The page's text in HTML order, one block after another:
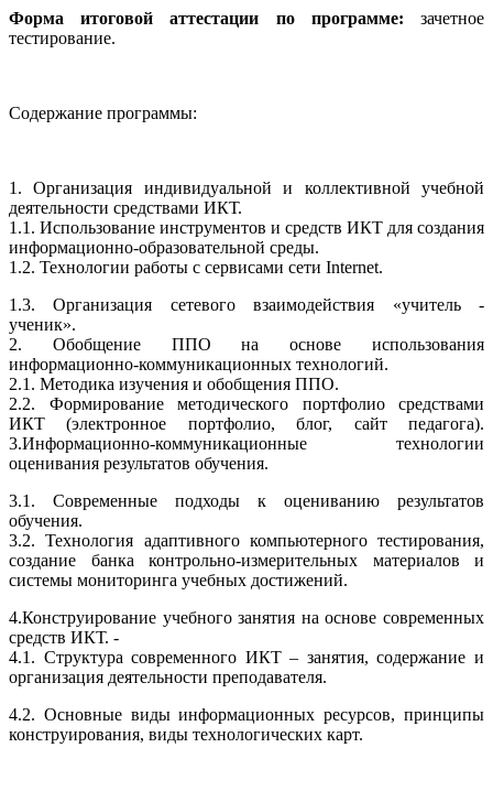
Форма итоговой аттестации по программе: зачетное
тестирование.
Содержание программы:
1. Организация индивидуальной и коллективной учебной
деятельности средствами ИКТ.
1.1. Использование инструментов и средств ИКТ для создания
информационно-образовательной среды.
1.2. Технологии работы с сервисами сети Internet.
1.3. Организация сетевого взаимодействия «учитель -
ученик».
2. Обобщение ППО на основе использования
информационно-коммуникационных технологий.
2.1. Методика изучения и обобщения ППО.
2.2. Формирование методического портфолио средствами
ИКТ (электронное портфолио, блог, сайт педагога).
3.Информационно-коммуникационные технологии
оценивания результатов обучения.
3.1. Современные подходы к оцениванию результатов
обучения.
3.2. Технология адаптивного компьютерного тестирования,
создание банка контрольно-измерительных материалов и
системы мониторинга учебных достижений.
4.Конструирование учебного занятия на основе современных
средств ИКТ. -
4.1. Структура современного ИКТ – занятия, содержание и
организация деятельности преподавателя.
4.2. Основные виды информационных ресурсов, принципы
конструирования, виды технологических карт.